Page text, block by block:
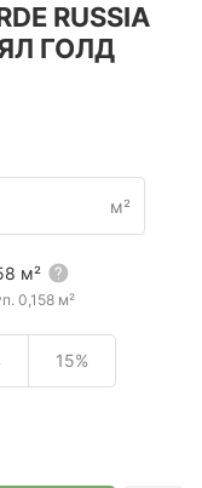
RUSSIA
ГОЛД
м²
м²
0,158 м²
15%